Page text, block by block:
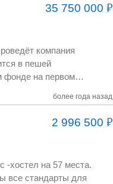
35 750 000₽
более года назад
2 996 500₽
все стандарты для